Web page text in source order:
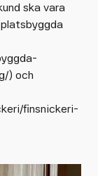
ska vara
) och
finsnickeri-